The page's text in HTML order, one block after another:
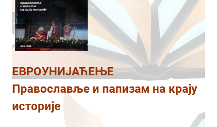
ЕВРОУНИЈАЋЕЊЕ
Православље и папизам на крају
историје